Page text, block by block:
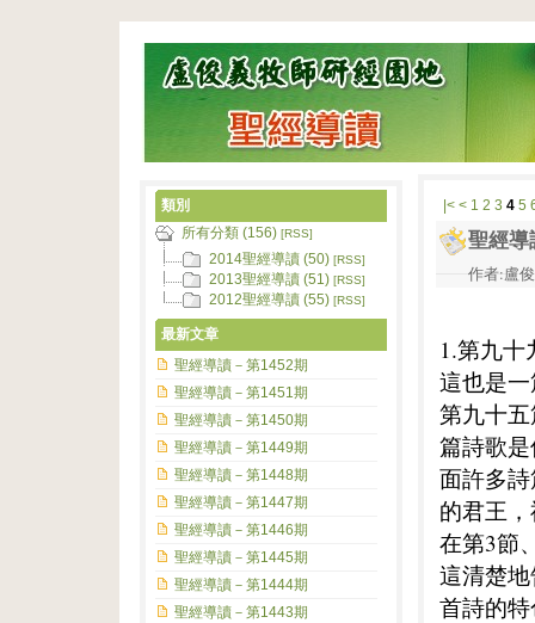
|< < 1 2 3 4 5
聖經導
作者:盧
1.第九十
這也是
第九十
篇詩歌
面許多
的君王
在第3節
這清楚
首詩的
類別
所有分類 (156) [RSS]
2014聖經導讀 (50) [RSS]
2013聖經導讀 (51) [RSS]
2012聖經導讀 (55) [RSS]
最新文章
聖經導讀－第1452期
聖經導讀－第1451期
聖經導讀－第1450期
聖經導讀－第1449期
聖經導讀－第1448期
聖經導讀－第1447期
聖經導讀－第1446期
聖經導讀－第1445期
聖經導讀－第1444期
聖經導讀－第1443期